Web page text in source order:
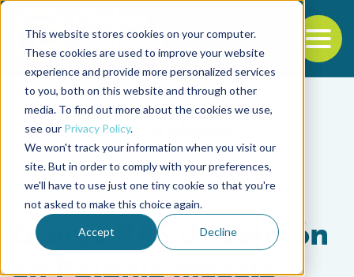
This website stores cookies on your computer.
These cookies are used to improve your website
experience and provide more personalized services
to you, both on this website and through other
media. To find out more about the cookies we use,
see our Privacy Policy.
We won't track your information when you visit our
site. But in order to comply with your preferences,
we'll have to use just one tiny cookie so that you're
not asked to make this choice again.
Accept Decline
Back to the start of the nav
Jump to the end of the navigation
Innovation & Investment
Granja RAS de salmón